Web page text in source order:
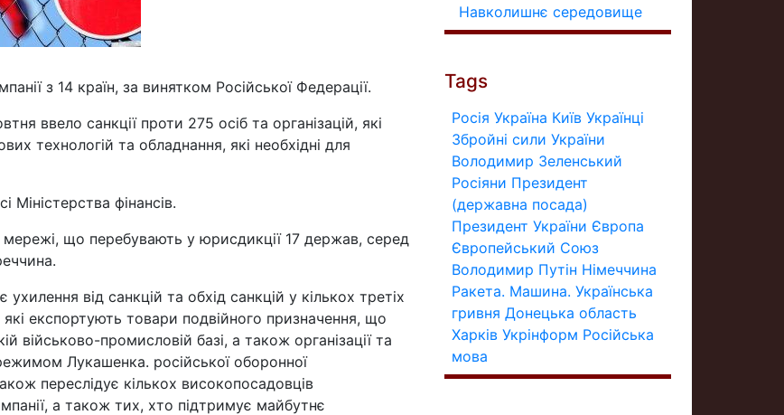
з 14 країн, за винятком Російської Федерації.
ввело санкції проти 275 осіб та організацій, які
технологій та обладнання, які необхідні для
фінансів.
мережі, що перебувають у юрисдикції 17 держав, серед
від санкцій та обхід санкцій у кількох третіх
експортують товари подвійного призначення, що
військово-промисловій базі, а також організації та
Лукашенка. російської оборонної
переслідує кількох високопосадовців
а також тих, хто підтримує майбутнє
Навколишнє середовище
Tags
Росія Україна Київ Українці
Збройні сили України
Володимир Зеленський
Росіяни Президент
(державна посада)
Президент України Європа
Європейський Союз
Володимир Путін Німеччина
Ракета. Машина. Українська
гривня Донецька область
Харків Укрінформ Російська
мова